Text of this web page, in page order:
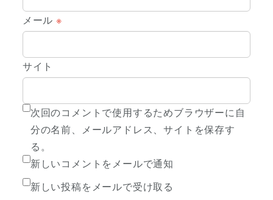
メール ※
サイト
次回のコメントで使用するためブラウザーに自
分の名前、メールアドレス、サイトを保存す
る。
新しいコメントをメールで通知
新しい投稿をメールで受け取る